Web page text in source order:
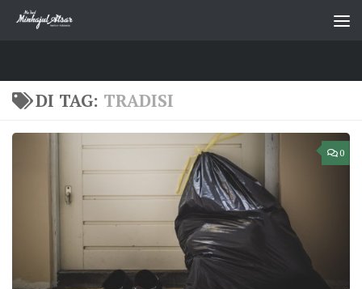
Skip to content
DI TAG: TRADISI
0